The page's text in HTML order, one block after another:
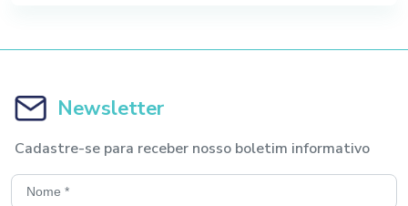
Newsletter
Cadastre-se para receber nosso boletim informativo